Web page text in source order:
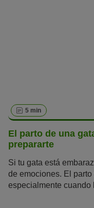
5 min
El parto de una
prepararte
Si tu gata está
de emociones. El
especialmente cuando